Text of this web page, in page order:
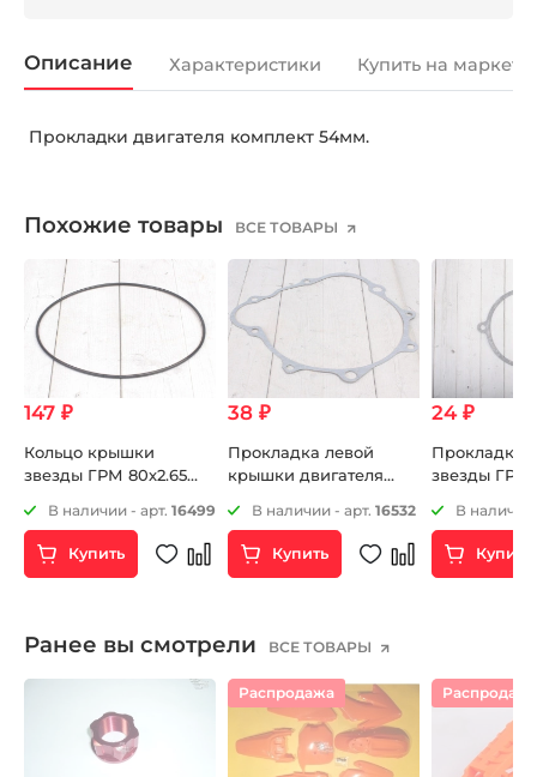
Описание Характеристики Купить на
Прокладки двигателя комплект 54мм.
Похожие товары ВСЕ ТОВАРЫ
147 ₽
Кольцо крышки
звезды ГРМ 80х2.65
ZS172FMM-5 (PR250)
В наличии - арт. 16499
Купить
38 ₽
Прокладка левой
крышки двигателя
ZS169MM (CB250-A)
ZS170MM-2 (CB250)
В наличии - арт. 16532
Купить
24 ₽
Прокладка
звезды ГРМ
ZS172FMM-5
В наличии
Купить
Ранее вы смотрели ВСЕ ТОВАРЫ
Распродажа Распродажа